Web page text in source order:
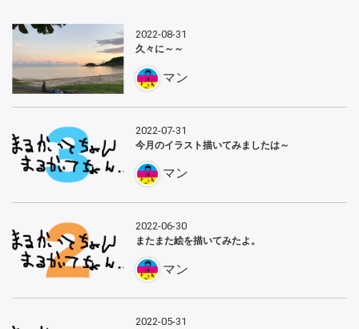
2022-08-31
久々に～～
マン
2022-07-31
今月のイラスト描いてみましたは～
マン
2022-06-30
またまた絵を描いてみたよ。
マン
2022-05-31